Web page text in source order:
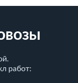
работ: